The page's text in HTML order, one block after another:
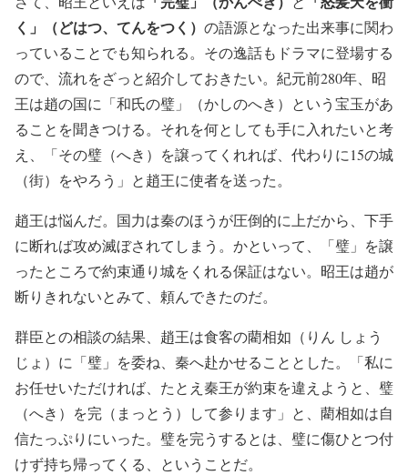
く」（どはつ、てんをつく） の語源となった出来事に関わ
っていることでも知られる。その逸話もドラマに登場する
ので、流れをざっと紹介しておきたい。紀元前280年、昭
王は趙の国に「和氏の璧」（かしのへき）という宝玉があ
ることを聞きつける。それを何としても手に入れたいと考
え、「その璧（へき）を譲ってくれれば、代わりに15の城
（街）をやろう」と趙王に使者を送った。
趙王は悩んだ。国力は秦のほうが圧倒的に上だから、下手
に断れば攻め滅ぼされてしまう。かといって、「璧」を譲
ったところで約束通り城をくれる保証はない。昭王は趙が
断りきれないとみて、頼んできたのだ。
群臣との相談の結果、趙王は食客の藺相如（りん しょう
じょ）に「璧」を委ね、秦へ赴かせることとした。「私に
お任せいただければ、たとえ秦王が約束を違えようと、璧
（へき）を完（まっとう）して参ります」と、藺相如は自
信たっぷりにいった。璧を完うするとは、璧に傷ひとつ付
けず持ち帰ってくる、ということだ。